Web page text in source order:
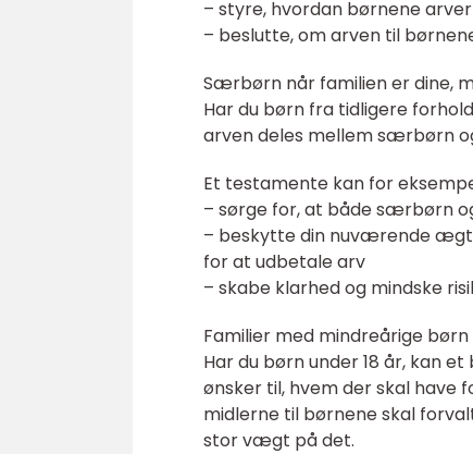
– styre, hvordan børnene
– beslutte, om arven til
Særbørn når familien er dine,
Har du børn fra tidligere
arven deles mellem særbørn
Et testamente kan for
– sørge for, at både særbørn
– beskytte din nuværende
for at udbetale arv
– skabe klarhed og mindske
Familier med mindreårige børn
Har du børn under 18 år, kan
ønsker til, hvem der skal
midlerne til børnene skal
stor vægt på det.